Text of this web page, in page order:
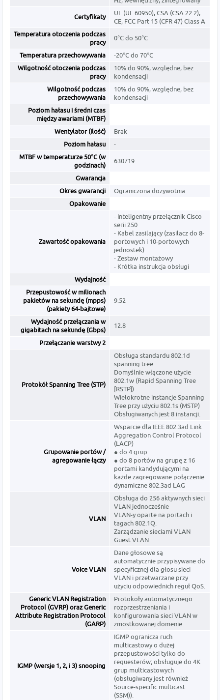
Certyfikaty
UL (UL 60950), CSA (CSA 22.2),
CE, FCC Part 15 (CFR 47) Class A
Temperatura otoczenia podczas
pracy
0°C do 50°C
Temperatura przechowywania
-20°C do 70°C
Wilgotność otoczenia podczas
pracy
10% do 90%, względne, bez
kondensacji
Wilgotność podczas
przechowywania
10% do 90%, względne, bez
kondensacji
Poziom hałasu i średni czas
między awariami (MTBF)
Wentylator (ilość)
Brak
Poziom hałasu
-
MTBF w temperaturze 50°C (w
godzinach)
630719
Gwarancja
Okres gwarancji
Ograniczona dożywotnia
Opakowanie
Zawartość opakowania
- Inteligentny przełącznik Cisco
serii 250
- Kabel zasilający (zasilacz do 8-
portowych i 10-portowych
jednostek)
- Zestaw montażowy
- Krótka instrukcja obsługi
Wydajność
Przepustowość w milionach
pakietów na sekundę (mpps)
(pakiety 64-bajtowe)
9.52
Wydajność przełączania w
gigabitach na sekundę (Gbps)
12.8
Przełączanie warstwy 2
Protokół Spanning Tree (STP)
Obsługa standardu 802.1d
spanning tree
Domyślnie włączone użycie
802.1w (Rapid Spanning Tree
[RSTP])
Wielokrotne instancje Spanning
Tree przy użyciu 802.1s (MSTP)
Obsługiwanych jest 8 instancji.
Grupowanie portów /
agregowanie łączy
Wsparcie dla IEEE 802.3ad Link
Aggregation Control Protocol
(LACP)
● do 4 grup
● do 8 portów na grupę z 16
portami kandydującymi na
każde zagregowane połączenie
dynamiczne 802.3ad LAG
VLAN
Obsługa do 256 aktywnych sieci
VLAN jednocześnie
VLAN-y oparte na portach i
tagach 802.1Q.
Zarządzanie sieciami VLAN
Guest VLAN
Voice VLAN
Dane głosowe są
automatycznie przypisywane do
specyficznej dla głosu sieci
VLAN i przetwarzane przy
użyciu odpowiednich reguł QoS.
Generic VLAN Registration
Protocol (GVRP) oraz Generic
Attribute Registration Protocol
(GARP)
Protokoły automatycznego
rozprzestrzeniania i
konfigurowania sieci VLAN w
zmostkowanej domenie.
IGMP (wersje 1, 2, i 3) snooping
IGMP ogranicza ruch
multicastowy o dużej
przepustowości tylko do
requesterów; obsługuje do 4K
grup multicastowych
(obsługiwany jest również
Source-specific multicast
(SSM)).